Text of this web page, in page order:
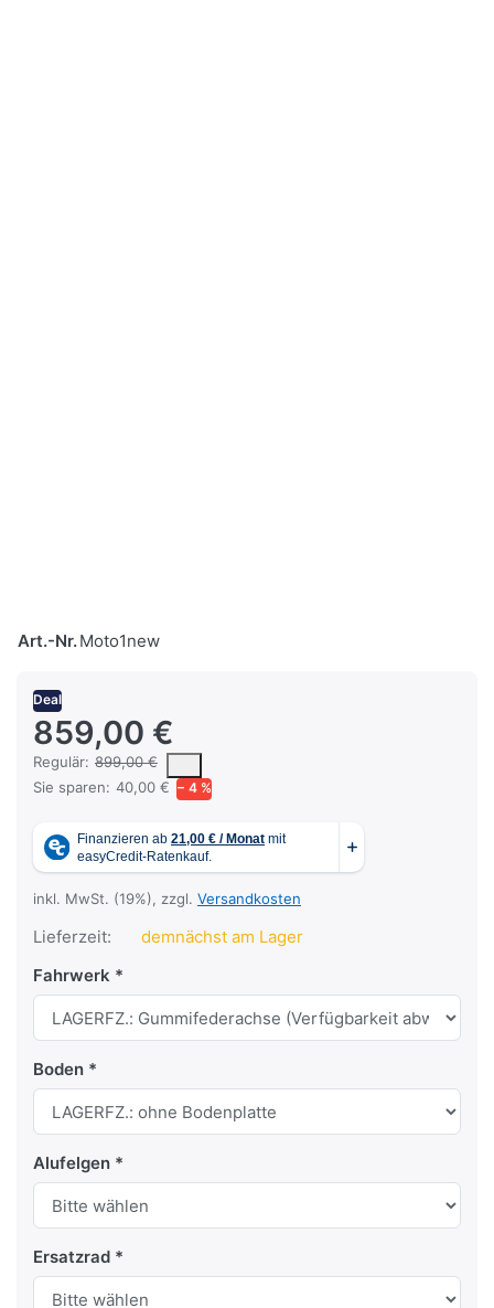
Art.-Nr.Moto1new
Deal
859,00 €
Regulär: 899,00 €
Es handelt sich um den mittleren Verkaufspreis, den Kunden für
Sie sparen: 40,00 € − 4 %
inkl. MwSt. (19%), zzgl. Versandkosten
Lieferzeit:
demnächst am Lager
Fahrwerk
Boden
Alufelgen
Ersatzrad